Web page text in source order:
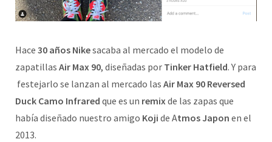
Hace 30 años Nikesacaba al mercado el modelo de
zapatillas Air Max 90, diseñadas por Tinker Hatfield. Y para
festejarlo se lanzan al mercado las Air Max 90 Reversed
Duck Camo Infrared que es un remixde las zapas que
había diseñado nuestro amigo Koji de Atmos Japon en el
2013.